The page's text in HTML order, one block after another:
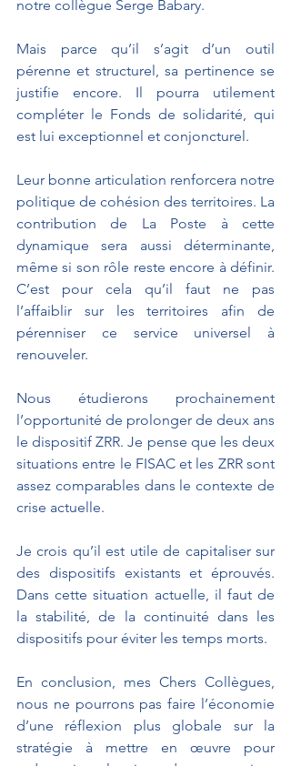
notre collègue Serge Babary.
Mais parce qu’il s’agit d’un outil
pérenne et structurel, sa pertinence se
justifie encore. Il pourra utilement
compléter le Fonds de solidarité, qui
est lui exceptionnel et conjoncturel.
Leur bonne articulation renforcera notre
politique de cohésion des territoires. La
contribution de La Poste à cette
dynamique sera aussi déterminante,
même si son rôle reste encore à définir.
C’est pour cela qu’il faut ne pas
l’affaiblir sur les territoires afin de
pérenniser ce service universel à
renouveler.
Nous étudierons prochainement
l’opportunité de prolonger de deux ans
le dispositif ZRR. Je pense que les deux
situations entre le FISAC et les ZRR sont
assez comparables dans le contexte de
crise actuelle.
Je crois qu’il est utile de capitaliser sur
des dispositifs existants et éprouvés.
Dans cette situation actuelle, il faut de
la stabilité, de la continuité dans les
dispositifs pour éviter les temps morts.
En conclusion, mes Chers Collègues,
nous ne pourrons pas faire l’économie
d’une réflexion plus globale sur la
stratégie à mettre en œuvre pour